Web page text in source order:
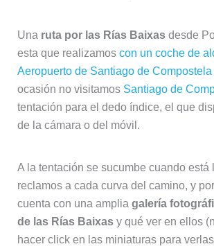
Una ruta por las Rías Baixasdesde
esta que realizamos con un coche de
Aeropuerto de Santiago de Compostela
ocasión no visitamos Santiago de
tentación para el dedo índice, el que
de la cámara o del móvil.
A la tentación se sucumbe cuando está
reclamos a cada curva del camino, y
cuenta con una amplia galería
de las Rías Baixasy qué ver en ellos
hacer click en las miniaturas para